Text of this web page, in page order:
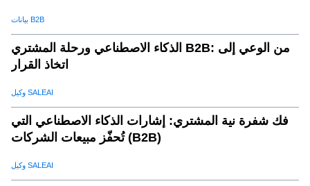
بيانات B2B
الذكاء الاصطناعي ورحلة المشتري B2B: من الوعي إلى
اتخاذ القرار
وكيل SALEAI
فك شفرة نية المشتري: إشارات الذكاء الاصطناعي التي
تُحفّز مبيعات الشركات (B2B)
وكيل SALEAI